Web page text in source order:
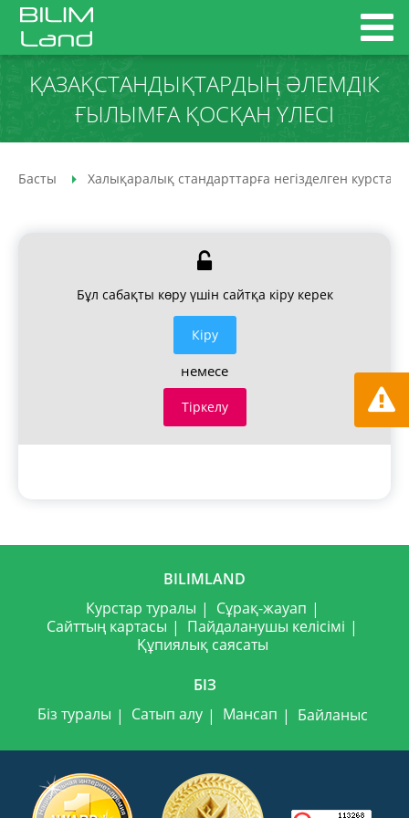
ҚАЗАҚСТАНДЫҚТАРДЫҢ ӘЛЕМДІК
ҒЫЛЫМҒА ҚОСҚАН ҮЛЕСІ
Басты Халықаралық стандарттарға негізделген курстар
Бұл сабақты көру үшін сайтқа кіру керек
Кiру
немесе
Тіркелу
BILIMLAND
Курстар туралы
Сұрақ-жауап
Сайттың картасы
Пайдаланушы келісімі
Құпиялық саясаты
БІЗ
Біз туралы
Сатып алу Мансап Байланыс